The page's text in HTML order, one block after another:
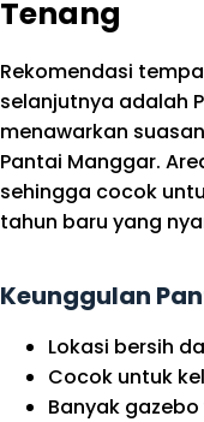
Tenang
Rekomendasi
selanjutnya adalah
menawarkan
Pantai Manggar.
sehingga cocok
tahun baru yang
Keunggulan
Lokasi bersih
Cocok untuk
Banyak